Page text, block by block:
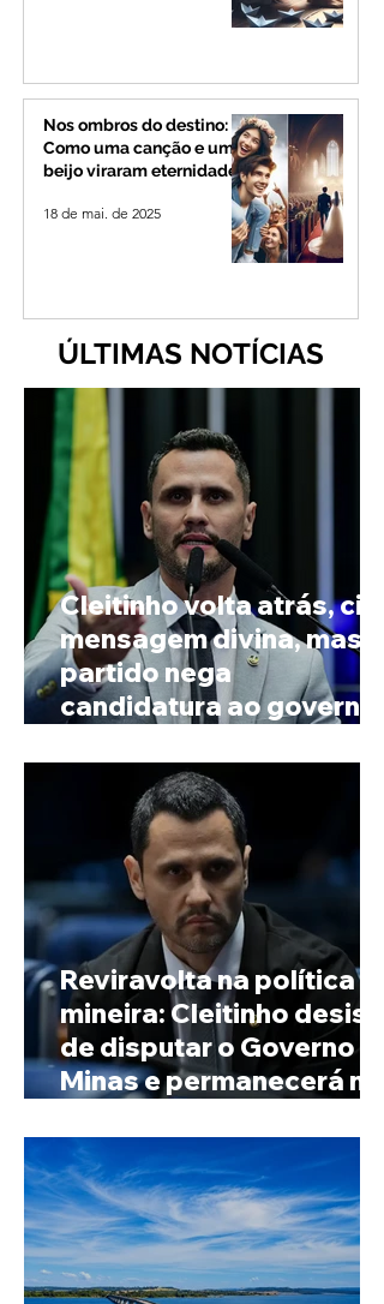
Nos ombros do destino:
Como uma canção e um
beijo viraram eternidade
18 de mai. de 2025
ÚLTIMAS NOTÍCIAS
Cleitinho volta atrás, cita
mensagem divina, mas
partido nega
candidatura ao governo
Reviravolta na política
mineira: Cleitinho desiste
de disputar o Governo de
Minas e permanecerá no